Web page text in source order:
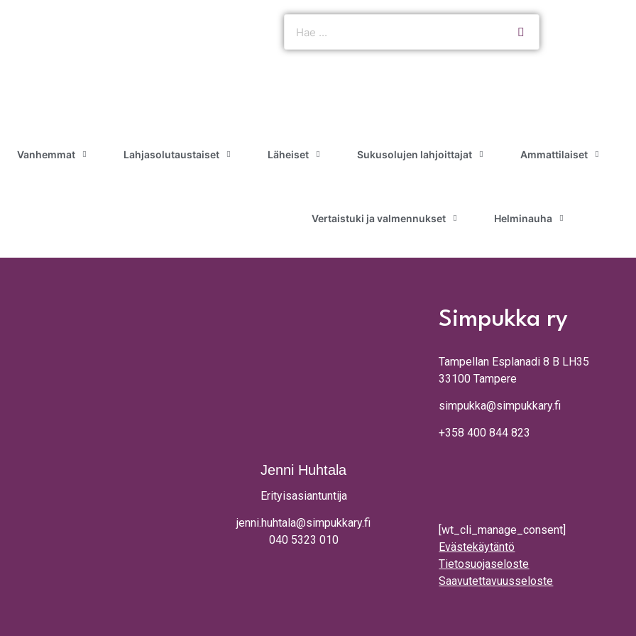
Vanhemmat Lahjasolutaustaiset Läheiset Sukusolujen lahjoittajat Ammattilaiset
Vertaistuki ja valmennukset Helminauha
Jenni Huhtala
Erityisasiantuntija
jenni.huhtala@simpukkary.fi
040 5323 010
Simpukka ry
Tampellan Esplanadi 8 B LH35
33100 Tampere
simpukka@simpukkary.fi
+358 400 844 823
[wt_cli_manage_consent]
Evästekäytäntö
Tietosuojaseloste
Saavutettavuusseloste